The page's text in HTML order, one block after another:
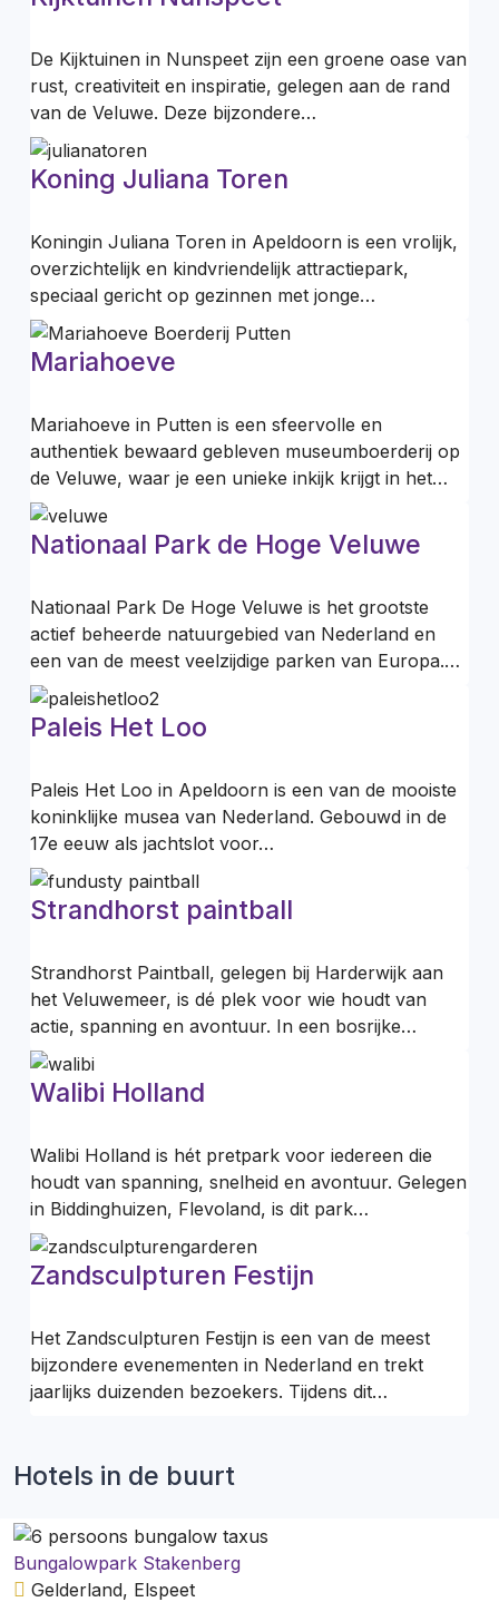
De Kijktuinen in Nunspeet zijn een groene oase van
rust, creativiteit en inspiratie, gelegen aan de rand
van de Veluwe. Deze bijzondere…
Koning Juliana Toren
Koningin Juliana Toren in Apeldoorn is een vrolijk,
overzichtelijk en kindvriendelijk attractiepark,
speciaal gericht op gezinnen met jonge…
Mariahoeve
Mariahoeve in Putten is een sfeervolle en
authentiek bewaard gebleven museumboerderij op
de Veluwe, waar je een unieke inkijk krijgt in het…
Nationaal Park de Hoge Veluwe
Nationaal Park De Hoge Veluwe is het grootste
actief beheerde natuurgebied van Nederland en
een van de meest veelzijdige parken van Europa.…
Paleis Het Loo
Paleis Het Loo in Apeldoorn is een van de mooiste
koninklijke musea van Nederland. Gebouwd in de
17e eeuw als jachtslot voor…
Strandhorst paintball
Strandhorst Paintball, gelegen bij Harderwijk aan
het Veluwemeer, is dé plek voor wie houdt van
actie, spanning en avontuur. In een bosrijke…
Walibi Holland
Walibi Holland is hét pretpark voor iedereen die
houdt van spanning, snelheid en avontuur. Gelegen
in Biddinghuizen, Flevoland, is dit park…
Zandsculpturen Festijn
Het Zandsculpturen Festijn is een van de meest
bijzondere evenementen in Nederland en trekt
jaarlijks duizenden bezoekers. Tijdens dit…
Hotels in de buurt
Bungalowpark Stakenberg
Gelderland, Elspeet